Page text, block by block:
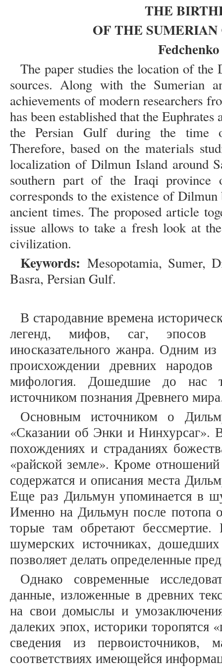
THE
OF THE
The paper studies the location of the
sources. Along with the Sumerian
achievements of modern researchers
has been established that the
the Persian Gulf during the time
Therefore, based on the materials
localization of Dilmun Island around
southern part of the Iraqi
corresponds to the existence of
ancient times. The proposed article
issue allows to take a fresh look at
civilization.
Keywords: Mesopotamia, Sumer,
Basra, Persian Gulf.
В стародавние времена
легенд, мифов, саг, эпосов
иносказательного жанра. Одним
происхождении древних народов
мифология. Дошедшие до нас
источником познания Древнего
Основным источником о
«Сказании об Энки и Нинхурсаг».
похождениях и страданиях
«райской земле». Кроме
содержатся и описания места
Еще раз Дильмун упоминается в
Именно на Дильмун после потопа
торые там обретают
шумерских источниках,
позволяет делать определенные
Однако современные
данные, изложенные в древних
на свои домыслы и
далеких эпох, историки торопятся
сведения из первоисточников,
соответствиях имеющейся